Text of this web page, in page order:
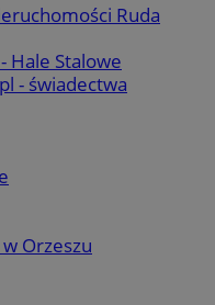
Ruda
Hale Stalowe
- świadectwa
Orzeszu